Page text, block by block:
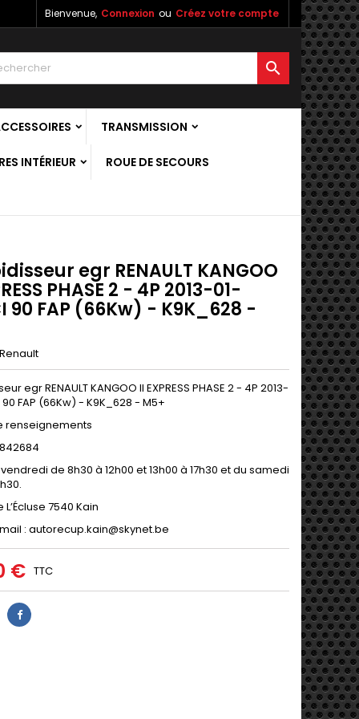
Bienvenue, Connexion ou Créez votre compte

TRANSMISSION
INTÉRIEUR ROUE DE SECOURS
egr RENAULT KANGOO
PHASE 2 - 4P 2013-01-
90 FAP (66Kw) - K9K_628 -
Renault
egr RENAULT KANGOO II EXPRESS PHASE 2 - 4P 2013-
90 FAP (66Kw) - K9K_628 - M5+
renseignements
de 8h30 à 12h00 et 13h00 à 17h30 et du samedi
L’Écluse 7540 Kain
: autorecup.kain@skynet.be
€ TTC